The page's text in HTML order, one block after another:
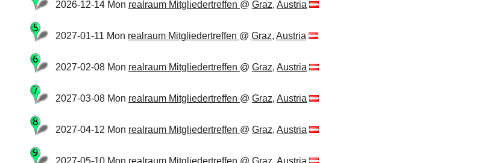
2026-12-14 Mon realraum Mitgliedertreffen @ Graz, Austria
2027-01-11 Mon realraum Mitgliedertreffen @ Graz, Austria
2027-02-08 Mon realraum Mitgliedertreffen @ Graz, Austria
2027-03-08 Mon realraum Mitgliedertreffen @ Graz, Austria
2027-04-12 Mon realraum Mitgliedertreffen @ Graz, Austria
2027-05-10 Mon realraum Mitgliedertreffen @ Graz, Austria